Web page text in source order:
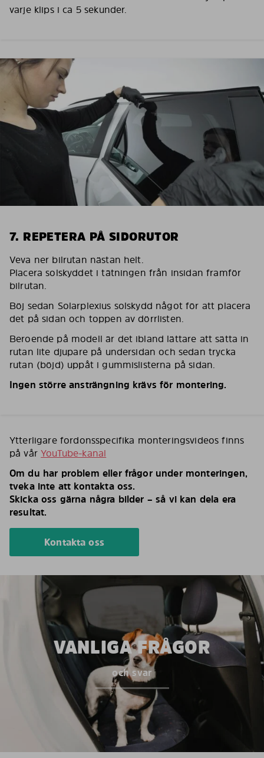
varje klips i ca 5 sekunder.
7. REPETERA PÅ SIDORUTOR
Veva ner bilrutan nästan helt.
Placera solskyddet i tätningen från insidan framför
bilrutan.
Böj sedan Solarplexius solskydd något för att placera
det på sidan och toppen av dörrlisten.
Beroende på modell är det ibland lättare att sätta in
rutan lite djupare på undersidan och sedan trycka
rutan (böjd) uppåt i gummislisterna på sidan.
Ingen större ansträngning krävs för montering.
Ytterligare fordonsspecifika monteringsvideos finns
på vårYouTube-kanal
Om du har problem eller frågor under monteringen,
tveka inte att kontakta oss.
Skicka oss gärna några bilder – så vi kan dela era
resultat.
Kontakta oss
VANLIGA FRÅGOR
och svar